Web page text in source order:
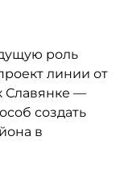
роль
линии от
Славянке —
создать
в